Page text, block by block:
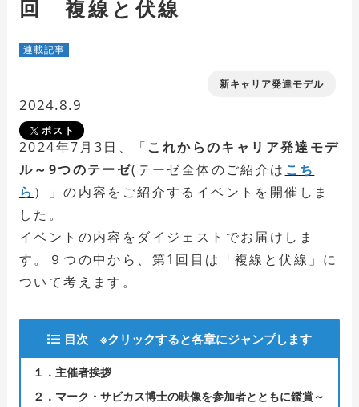
回 複線と伏線
連載記事
新キャリア発達モデル
2024.8.9
ポスト
2024年7月3日、「 これからのキャリア発達モデ
ル～9つのテーゼ(テーゼ全体のご紹介は こち
ら ）」の内容をご紹介するイベントを開催しま
した。
イベントの内容をダイジェストでお届けしま
す。９つの中から、第1回目は「複線と伏線」に
ついて考えます。
目次 ※クリックすると各章にジャンプします
１．主催者挨拶
２．マーク・サビカス博士の映像を参加者とともに鑑賞～